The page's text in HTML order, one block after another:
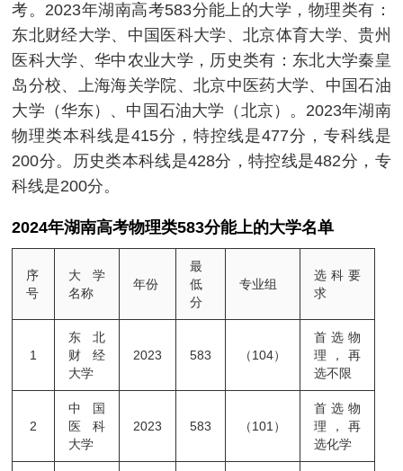
考。2023年湖南高考583分能上的大学，物理类有：
东北财经大学、中国医科大学、北京体育大学、贵州
医科大学、华中农业大学，历史类有：东北大学秦皇
岛分校、上海海关学院、北京中医药大学、中国石油
大学（华东）、中国石油大学（北京）。2023年湖南
物理类本科线是415分，特控线是477分，专科线是
200分。历史类本科线是428分，特控线是482分，专
科线是200分。
2024年湖南高考物理类583分能上的大学名单
序
号
大学
名称
年份
最
低
分
专业组
选科要
求
1
东北
财经
大学
2023 583 （104）
首选物
理，再
选不限
2
中国
医科
大学
2023 583 （101）
首选物
理，再
选化学